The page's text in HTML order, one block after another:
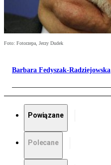
Foto: Fotorzepa, Jerzy Dudek
Barbara Fedyszak-Radziejowska
Powiązane
Polecane